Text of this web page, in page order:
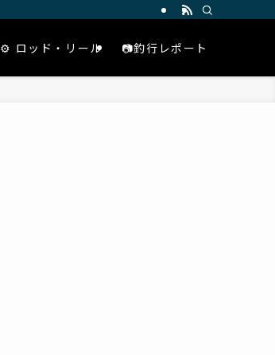
⚙️ ロッド・リール 📷釣行レポート